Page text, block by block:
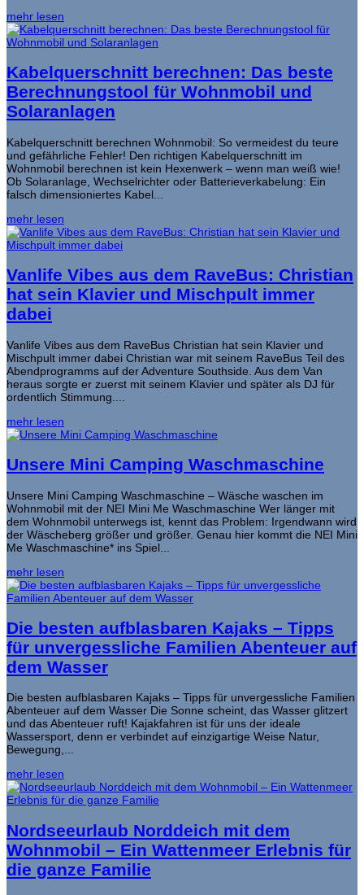
mehr lesen
Kabelquerschnitt berechnen: Das beste
Berechnungstool für Wohnmobil und
Solaranlagen
Kabelquerschnitt berechnen Wohnmobil: So vermeidest du teure
und gefährliche Fehler! Den richtigen Kabelquerschnitt im
Wohnmobil berechnen ist kein Hexenwerk – wenn man weiß wie!
Ob Solaranlage, Wechselrichter oder Batterieverkabelung: Ein
falsch dimensioniertes Kabel...
mehr lesen
Vanlife Vibes aus dem RaveBus: Christian
hat sein Klavier und Mischpult immer
dabei
Vanlife Vibes aus dem RaveBus Christian hat sein Klavier und
Mischpult immer dabei Christian war mit seinem RaveBus Teil des
Abendprogramms auf der Adventure Southside. Aus dem Van
heraus sorgte er zuerst mit seinem Klavier und später als DJ für
ordentlich Stimmung....
mehr lesen
Unsere Mini Camping Waschmaschine
Unsere Mini Camping Waschmaschine – Wäsche waschen im
Wohnmobil mit der NEI Mini Me Waschmaschine Wer länger mit
dem Wohnmobil unterwegs ist, kennt das Problem: Irgendwann wird
der Wäscheberg größer und größer. Genau hier kommt die NEI Mini
Me Waschmaschine* ins Spiel...
mehr lesen
Die besten aufblasbaren Kajaks – Tipps
für unvergessliche Familien Abenteuer auf
dem Wasser
Die besten aufblasbaren Kajaks – Tipps für unvergessliche Familien
Abenteuer auf dem Wasser Die Sonne scheint, das Wasser glitzert
und das Abenteuer ruft! Kajakfahren ist für uns der ideale
Wassersport, denn er verbindet auf einzigartige Weise Natur,
Bewegung,...
mehr lesen
Nordseeurlaub Norddeich mit dem
Wohnmobil – Ein Wattenmeer Erlebnis für
die ganze Familie